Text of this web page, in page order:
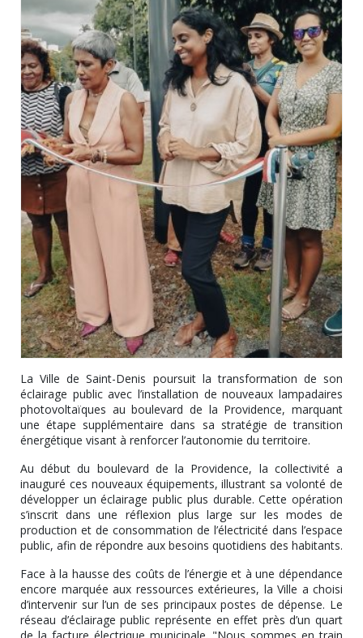
La Ville de Saint-Denis poursuit la transformation de son
éclairage public avec l’installation de nouveaux lampadaires
photovoltaïques au boulevard de la Providence, marquant
une étape supplémentaire dans sa stratégie de transition
énergétique visant à renforcer l’autonomie du territoire.
Au début du boulevard de la Providence, la collectivité a
inauguré ces nouveaux équipements, illustrant sa volonté de
développer un éclairage public plus durable. Cette opération
s’inscrit dans une réflexion plus large sur les modes de
production et de consommation de l’électricité dans l’espace
public, afin de répondre aux besoins quotidiens des habitants.
Face à la hausse des coûts de l’énergie et à une dépendance
encore marquée aux ressources extérieures, la Ville a choisi
d’intervenir sur l’un de ses principaux postes de dépense. Le
réseau d’éclairage public représente en effet près d’un quart